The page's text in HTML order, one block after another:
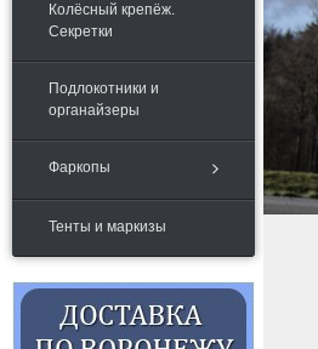
Колёсный крепёж.
Секретки
Подлокотники и
органайзеры
Фаркопы
Тенты и маркизы